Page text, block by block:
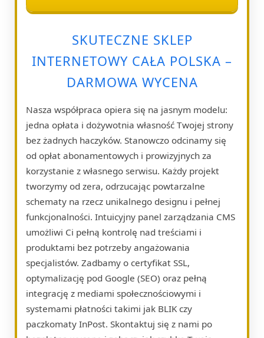
SKUTECZNE SKLEP
INTERNETOWY CAŁA POLSKA –
DARMOWA WYCENA
Nasza współpraca opiera się na jasnym modelu:
jedna opłata i dożywotnia własność Twojej strony
bez żadnych haczyków. Stanowczo odcinamy się
od opłat abonamentowych i prowizyjnych za
korzystanie z własnego serwisu. Każdy projekt
tworzymy od zera, odrzucając powtarzalne
schematy na rzecz unikalnego designu i pełnej
funkcjonalności. Intuicyjny panel zarządzania CMS
umożliwi Ci pełną kontrolę nad treściami i
produktami bez potrzeby angażowania
specjalistów. Zadbamy o certyfikat SSL,
optymalizację pod Google (SEO) oraz pełną
integrację z mediami społecznościowymi i
systemami płatności takimi jak BLIK czy
paczkomaty InPost. Skontaktuj się z nami po